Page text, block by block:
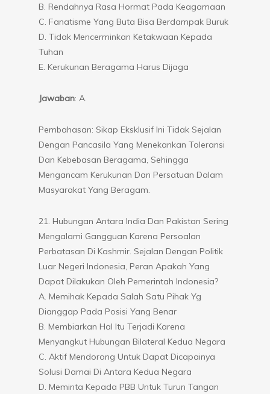
B. Rendahnya Rasa Hormat Pada Keagamaan
C. Fanatisme Yang Buta Bisa Berdampak Buruk
D. Tidak Mencerminkan Ketakwaan Kepada
Tuhan
E. Kerukunan Beragama Harus Dijaga
Jawaban: A.
Pembahasan: Sikap Eksklusif Ini Tidak Sejalan
Dengan Pancasila Yang Menekankan Toleransi
Dan Kebebasan Beragama, Sehingga
Mengancam Kerukunan Dan Persatuan Dalam
Masyarakat Yang Beragam.
21. Hubungan Antara India Dan Pakistan Sering
Mengalami Gangguan Karena Persoalan
Perbatasan Di Kashmir. Sejalan Dengan Politik
Luar Negeri Indonesia, Peran Apakah Yang
Dapat Dilakukan Oleh Pemerintah Indonesia?
A. Memihak Kepada Salah Satu Pihak Yg
Dianggap Pada Posisi Yang Benar
B. Membiarkan Hal Itu Terjadi Karena
Menyangkut Hubungan Bilateral Kedua Negara
C. Aktif Mendorong Untuk Dapat Dicapainya
Solusi Damai Di Antara Kedua Negara
D. Meminta Kepada PBB Untuk Turun Tangan